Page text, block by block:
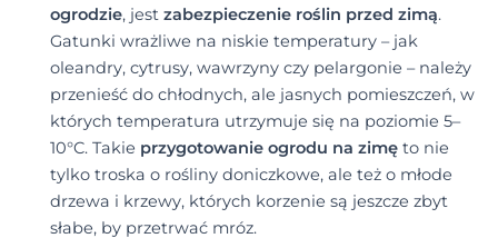
ogrodzie, jest zabezpieczenie roślin przed zimą.
Gatunki wrażliwe na niskie temperatury – jak
oleandry, cytrusy, wawrzyny czy pelargonie – należy
przenieść do chłodnych, ale jasnych pomieszczeń, w
których temperatura utrzymuje się na poziomie 5–
10°C. Takie przygotowanie ogrodu na zimęto nie
tylko troska o rośliny doniczkowe, ale też o młode
drzewa i krzewy, których korzenie są jeszcze zbyt
słabe, by przetrwać mróz.